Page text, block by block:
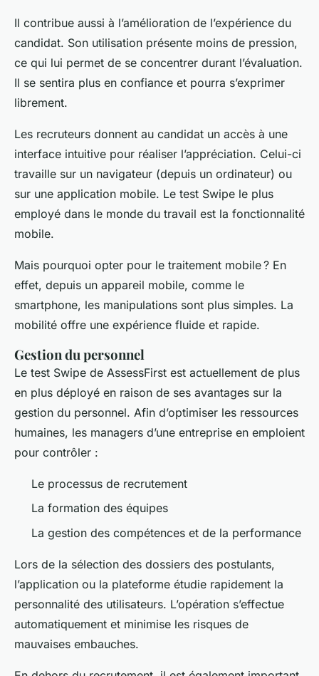
Il contribue aussi à l’amélioration de l’expérience du
candidat. Son utilisation présente moins de pression,
ce qui lui permet de se concentrer durant l’évaluation.
Il se sentira plus en confiance et pourra s’exprimer
librement.
Les recruteurs donnent au candidat un accès à une
interface intuitive pour réaliser l’appréciation. Celui-ci
travaille sur un navigateur (depuis un ordinateur) ou
sur une application mobile. Le test Swipe le plus
employé dans le monde du travail est la fonctionnalité
mobile.
Mais pourquoi opter pour le traitement mobile ? En
effet, depuis un appareil mobile, comme le
smartphone, les manipulations sont plus simples. La
mobilité offre une expérience fluide et rapide.
Gestion du personnel
Le test Swipe de AssessFirst est actuellement de plus
en plus déployé en raison de ses avantages sur la
gestion du personnel. Afin d’optimiser les ressources
humaines, les managers d’une entreprise en emploient
pour contrôler :
Le processus de recrutement
La formation des équipes
La gestion des compétences et de la performance
Lors de la sélection des dossiers des postulants,
l’application ou la plateforme étudie rapidement la
personnalité des utilisateurs. L’opération s’effectue
automatiquement et minimise les risques de
mauvaises embauches.